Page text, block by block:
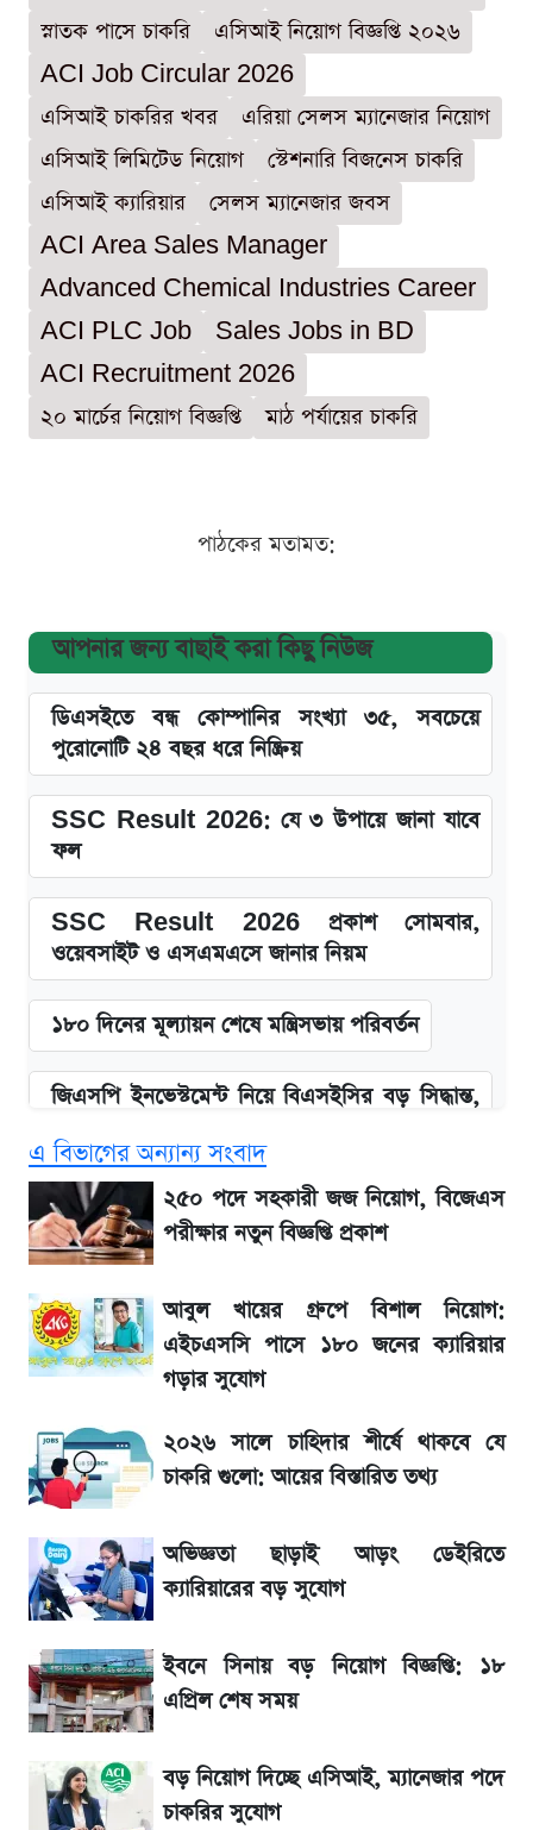
স্নাতক পাসে চাকরি
এসিআই নিয়োগ বিজ্ঞপ্তি ২০২৬
ACI Job Circular 2026
এসিআই চাকরির খবর
এরিয়া সেলস ম্যানেজার নিয়োগ
এসিআই লিমিটেড নিয়োগ
স্টেশনারি বিজনেস চাকরি
এসিআই ক্যারিয়ার
সেলস ম্যানেজার জবস
ACI Area Sales Manager
Advanced Chemical Industries Career
ACI PLC Job
Sales Jobs in BD
ACI Recruitment 2026
২০ মার্চের নিয়োগ বিজ্ঞপ্তি
মাঠ পর্যায়ের চাকরি
পাঠকের মতামত:
আপনার জন্য বাছাই করা কিছু নিউজ
ডিএসইতে বন্ধ কোম্পানির সংখ্যা ৩৫, সবচেয়ে
পুরোনোটি ২৪ বছর ধরে নিষ্ক্রিয়
SSC Result 2026: যে ৩ উপায়ে জানা যাবে
ফল
SSC Result 2026 প্রকাশ সোমবার,
ওয়েবসাইট ও এসএমএসে জানার নিয়ম
১৮০ দিনের মূল্যায়ন শেষে মন্ত্রিসভায় পরিবর্তন
জিএসপি ইনভেস্টমেন্ট নিয়ে বিএসইসির বড় সিদ্ধান্ত,
উত্থান-পতনের দোলাচলে শেয়ারবাজার, লেনদেনের
শীর্ষে যে ১০ কোম্পানি
আগে দেখে নিন, আজকের সোনার নতুন দাম
SSC Result প্রকাশ ১০টায়, নতুন এসএমএস
SSc Result 2026 তারিখ চূড়ান্ত, স্কুলে ভর্তি
নিয়ে নতুন নিয়ম
মুনাফা বৃদ্ধির ধারায় ইসলামী ইন্স্যুরেন্স, ছয় মাসের
হিসাব প্রকাশ
শেয়ারপ্রতি সাড়ে ১০ টাকা বোনাস পাচ্ছে
বিনিয়োগকারীরা
মেসির জীবনে নেমে এলো শোকের ছায়া
এ বিভাগের অন্যান্য সংবাদ
২৫০ পদে সহকারী জজ নিয়োগ, বিজেএস
পরীক্ষার নতুন বিজ্ঞপ্তি প্রকাশ
আবুল খায়ের গ্রুপে বিশাল নিয়োগ:
এইচএসসি পাসে ১৮০ জনের ক্যারিয়ার
গড়ার সুযোগ
২০২৬ সালে চাহিদার শীর্ষে থাকবে যে
চাকরি গুলো: আয়ের বিস্তারিত তথ্য
অভিজ্ঞতা ছাড়াই আড়ং ডেইরিতে
ক্যারিয়ারের বড় সুযোগ
ইবনে সিনায় বড় নিয়োগ বিজ্ঞপ্তি: ১৮
এপ্রিল শেষ সময়
বড় নিয়োগ দিচ্ছে এসিআই, ম্যানেজার পদে
চাকরির সুযোগ